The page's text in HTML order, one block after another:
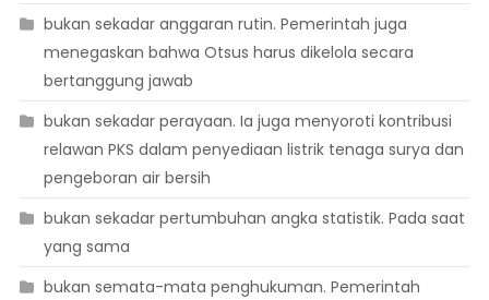
bukan sekadar anggaran rutin. Pemerintah juga
menegaskan bahwa Otsus harus dikelola secara
bertanggung jawab
bukan sekadar perayaan. Ia juga menyoroti kontribusi
relawan PKS dalam penyediaan listrik tenaga surya dan
pengeboran air bersih
bukan sekadar pertumbuhan angka statistik. Pada saat
yang sama
bukan semata-mata penghukuman. Pemerintah